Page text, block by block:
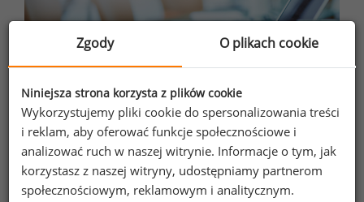
Zgody O plikach cookie
Niniejsza strona korzysta z plików cookie
Wykorzystujemy pliki cookie do spersonalizowania treści
i reklam, aby oferować funkcje społecznościowe i
analizować ruch w naszej witrynie. Informacje o tym, jak
korzystasz z naszej witryny, udostępniamy partnerom
społecznościowym, reklamowym i analitycznym.